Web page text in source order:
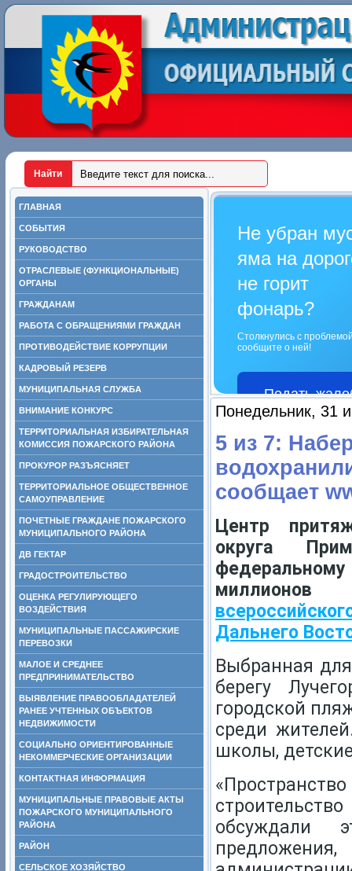
ГЛАВНАЯ
СОБЫТИЯ
РУКОВОДСТВО
ОТРАСЛЕВЫЕ (ФУНКЦИОНАЛЬНЫЕ)
ОРГАНЫ
ГРАЖДАНАМ
РАБОТА С ОБРАЩЕНИЯМИ ГРАЖДАН
ПРОТИВОДЕЙСТВИЕ КОРРУПЦИИ
КАДРОВЫЙ РЕЗЕРВ
МУНИЦИПАЛЬНАЯ СЛУЖБА
ВНИМАНИЕ КОНКУРС
ТЕРРИТОРИАЛЬНАЯ ИЗБИРАТЕЛЬНАЯ
КОМИССИЯ ПОЖАРСКОГО РАЙОНА
ПРОКУРОР РАЗЪЯСНЯЕТ
ТЕРРИТОРИАЛЬНОЕ ОБЩЕСТВЕННОЕ
САМОУПРАВЛЕНИЕ
ПОЧЕТНЫЕ ГРАЖДАНЕ ПОЖАРСКОГО
МУНИЦИПАЛЬНОГО РАЙОНА
ДВ ГЕКТАР
ГРАДОСТРОИТЕЛЬСТВО
ОЦЕНКА РЕГУЛИРУЮЩЕГО
ВОЗДЕЙСТВИЯ
МУНИЦИПАЛЬНЫЕ ПАССАЖИРСКИЕ
ПЕРЕВОЗКИ
МАЛОЕ И СРЕДНЕЕ
ПРЕДПРИНИМАТЕЛЬСТВО
ВЫЯВЛЕНИЕ ПРАВООБЛАДАТЕЛЕЙ
РАНЕЕ УЧТЕННЫХ ОБЪЕКТОВ
НЕДВИЖИМОСТИ
СОЦИАЛЬНО ОРИЕНТИРОВАННЫЕ
НЕКОММЕРЧЕСКИЕ ОРГАНИЗАЦИИ
КОНТАКТНАЯ ИНФОРМАЦИЯ
МУНИЦИПАЛЬНЫЕ ПРАВОВЫЕ АКТЫ
ПОЖАРСКОГО МУНИЦИПАЛЬНОГО
РАЙОНА
РАЙОН
СЕЛЬСКОЕ ХОЗЯЙСТВО
Не убран
яма на
не горит
фонарь?
Столкнулись с
сообщите о ней!
Подать
Понедельник, 31
5 из 7:
сообщает
Центр
округа
Дальнего
Выбранная
берегу
городской
среди
школы,
обсуждали